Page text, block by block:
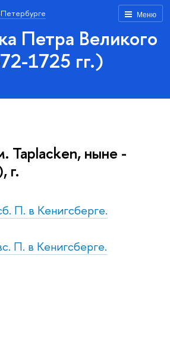
Меню
Петра Великого
1725 гг.)
Taplacken, ныне -
г.
П. в Кенигсберге.
П. в Кенигсберге.